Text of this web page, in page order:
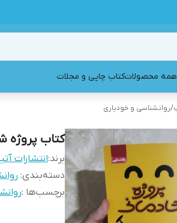
همه محصولاتکتاب چاپی و مجلات
/روانشناسی و خودیاری
کتاب پروژه
برند:انتشارات
دسته‌بندی:
برچسب‌ها :